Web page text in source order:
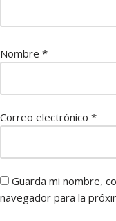
Nombre *
Correo electrónico *
Guarda mi nombre,
navegador para la